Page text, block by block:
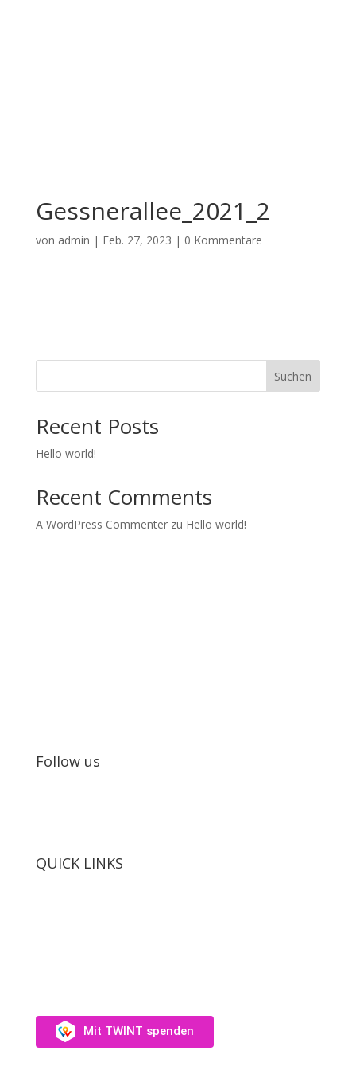
Gessnerallee_2021_2
von admin | Feb. 27, 2023 | 0 Kommentare
Suchen
Recent Posts
Hello world!
Recent Comments
A WordPress Commenterzu Hello world!
Follow us
QUICK LINKS
Mit TWINT spenden